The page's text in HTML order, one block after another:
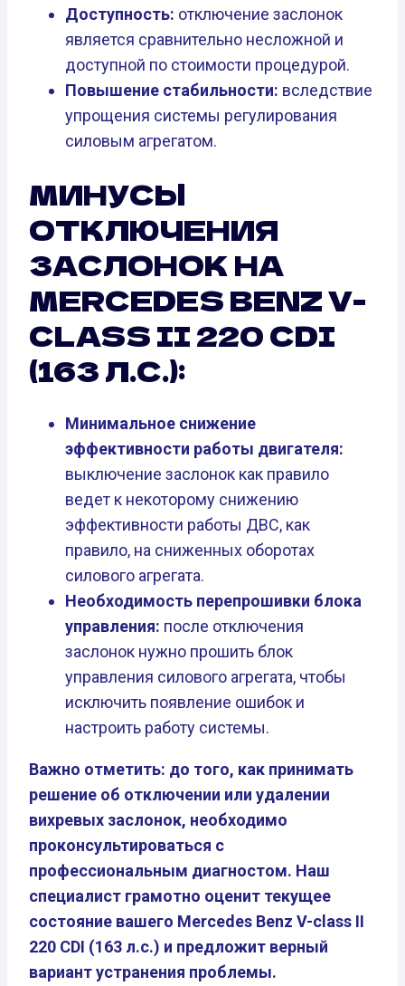
Доступность: отключение заслонок
является сравнительно несложной и
доступной по стоимости процедурой.
Повышение стабильности: вследствие
упрощения системы регулирования
силовым агрегатом.
МИНУСЫ
ОТКЛЮЧЕНИЯ
ЗАСЛОНОК НА
MERCEDES BENZ V-
CLASS II 220 CDI
(163 Л.С.):
Минимальное снижение
эффективности работы двигателя:
выключение заслонок как правило
ведет к некоторому снижению
эффективности работы ДВС, как
правило, на сниженных оборотах
силового агрегата.
Необходимость перепрошивки блока
управления: после отключения
заслонок нужно прошить блок
управления силового агрегата, чтобы
исключить появление ошибок и
настроить работу системы.
Важно отметить: до того, как принимать
решение об отключении или удалении
вихревых заслонок, необходимо
проконсультироваться с
профессиональным диагностом. Наш
специалист грамотно оценит текущее
состояние вашего Mercedes Benz V-class II
220 CDI (163 л.с.) и предложит верный
вариант устранения проблемы.